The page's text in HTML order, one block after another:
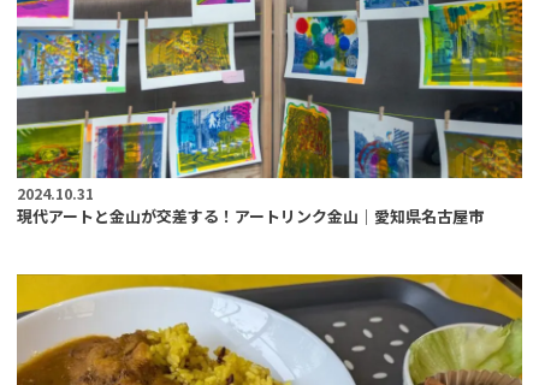
2024.10.31
現代アートと金山が交差する！アートリンク金山｜愛知県名古屋市